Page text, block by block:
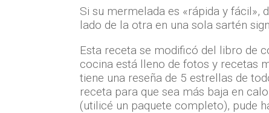
Si su mermelada es «rápida y fácil»,
lado de la otra en una sola sartén
Esta receta se modificó del libro de
cocina está lleno de fotos y recetas
tiene una reseña de 5 estrellas de
receta para que sea más baja en
(utilicé un paquete completo), pude